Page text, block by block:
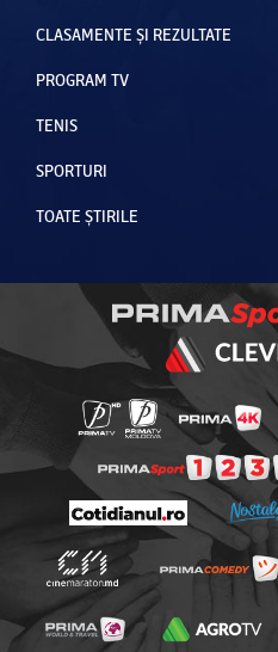
CLASAMENTE ȘI REZULTATE
PROGRAM TV
TENIS
SPORTURI
TOATE ȘTIRILE